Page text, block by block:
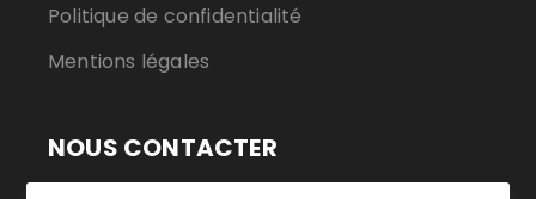
Politique de confidentialité
Mentions légales
NOUS CONTACTER